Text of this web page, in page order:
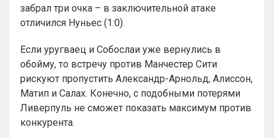
забрал три очка – в заключительной атаке
отличился Нуньес (1:0).
Если уругваец и Собослаи уже вернулись в
обойму, то встречу против Манчестер Сити
рискуют пропустить Александр-Арнольд, Алиссон,
Матип и Салах. Конечно, с подобными потерями
Ливерпуль не сможет показать максимум против
конкурента.